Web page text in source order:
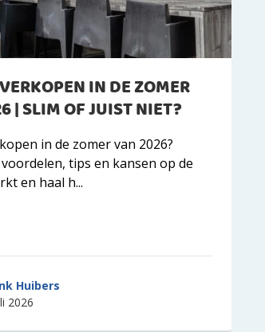
IN DE ZOMER
| SLIM OF JUIST NIET?
in de zomer van 2026?
tips en kansen op de
en haal h...
Huibers
2026